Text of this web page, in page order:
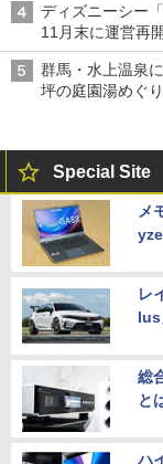
ディズニーシー
11月末に運営再
は1500円
群馬・水上温泉
坪の庭園湯めぐ
Special Site
メ
レ
lus
総
と
ハ